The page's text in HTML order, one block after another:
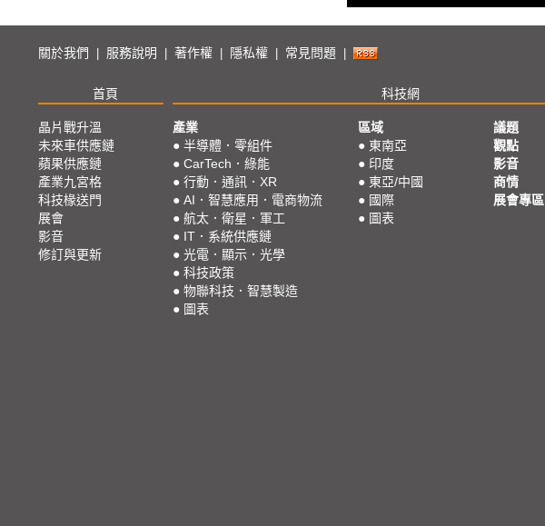
關於我們 服務說明 著作權 隱私權 常見問題
首頁 科技網
晶片戰升溫
未來車供應鏈
蘋果供應鏈
產業九宮格
科技椽送門
展會
影音
修訂與更新
產業
● 半導體．零組件
● CarTech．綠能
● 行動．通訊．XR
● AI．智慧應用．電商物流
● 航太．衛星．軍工
● IT．系統供應鏈
● 光電．顯示．光學
● 科技政策
● 物聯科技．智慧製造
● 圖表
區域
● 東南亞
● 印度
● 東亞/中國
● 國際
● 圖表
議題
觀點
影音
商情
展會專區